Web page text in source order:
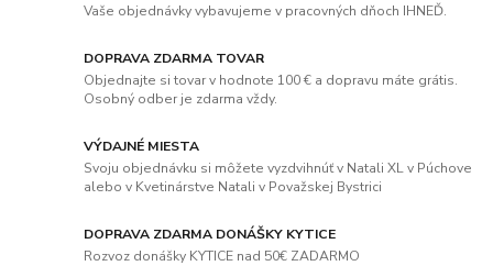
Vaše objednávky vybavujeme v pracovných dňoch IHNEĎ.
DOPRAVA ZDARMA TOVAR
Objednajte si tovar v hodnote 100 € a dopravu máte grátis.
Osobný odber je zdarma vždy.
VÝDAJNÉ MIESTA
Svoju objednávku si môžete vyzdvihnúť v Natali XL v Púchove
alebo v Kvetinárstve Natali v Považskej Bystrici
DOPRAVA ZDARMA DONÁŠKY KYTICE
Rozvoz donášky KYTICE nad 50€ ZADARMO